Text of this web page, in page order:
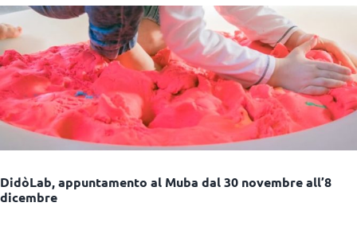
DidòLab, appuntamento al Muba dal 30 novembre all’8
dicembre